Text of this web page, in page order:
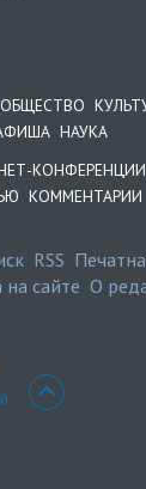
ОБЩЕСТВО
НАУКА
КОНФЕРЕНЦИИ
КОММЕНТАРИИ
RSS
сайте О